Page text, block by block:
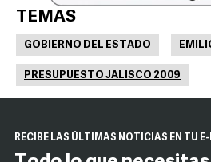
TEMAS
GOBIERNO DEL ESTADO
PRESUPUESTO JALISCO 2009
RECIBE LAS ÚLTIMAS NOTICIAS EN TU